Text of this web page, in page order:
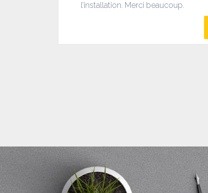
l’installation. Merci beaucoup.